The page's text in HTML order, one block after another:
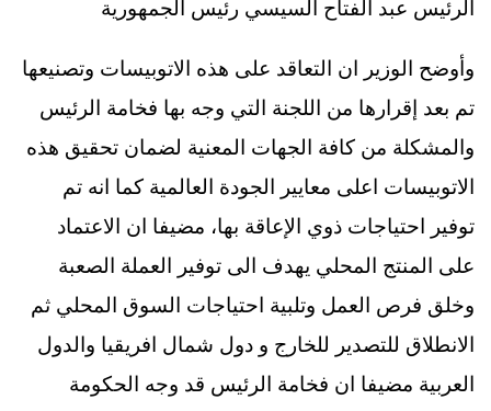
الرئيس عبد الفتاح السيسي رئيس الجمهورية
وأوضح الوزير ان التعاقد على هذه الاتوبيسات وتصنيعها
تم بعد إقرارها من اللجنة التي وجه بها فخامة الرئيس
والمشكلة من كافة الجهات المعنية لضمان تحقيق هذه
الاتوبيسات اعلى معايير الجودة العالمية كما انه تم
توفير احتياجات ذوي الإعاقة بها، مضيفا ان الاعتماد
على المنتج المحلي يهدف الى توفير العملة الصعبة
وخلق فرص العمل وتلبية احتياجات السوق المحلي ثم
الانطلاق للتصدير للخارج و دول شمال افريقيا والدول
العربية مضيفا ان فخامة الرئيس قد وجه الحكومة